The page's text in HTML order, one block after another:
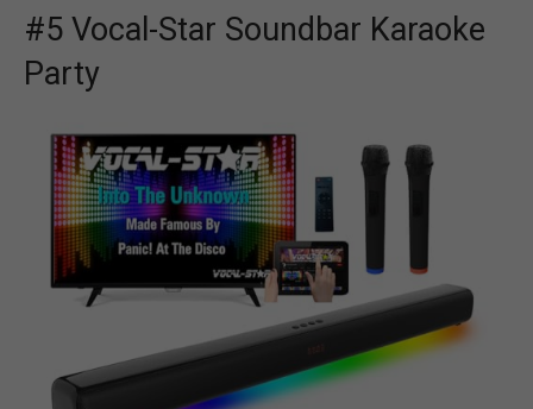
#5 Vocal-Star Soundbar Karaoke
Party